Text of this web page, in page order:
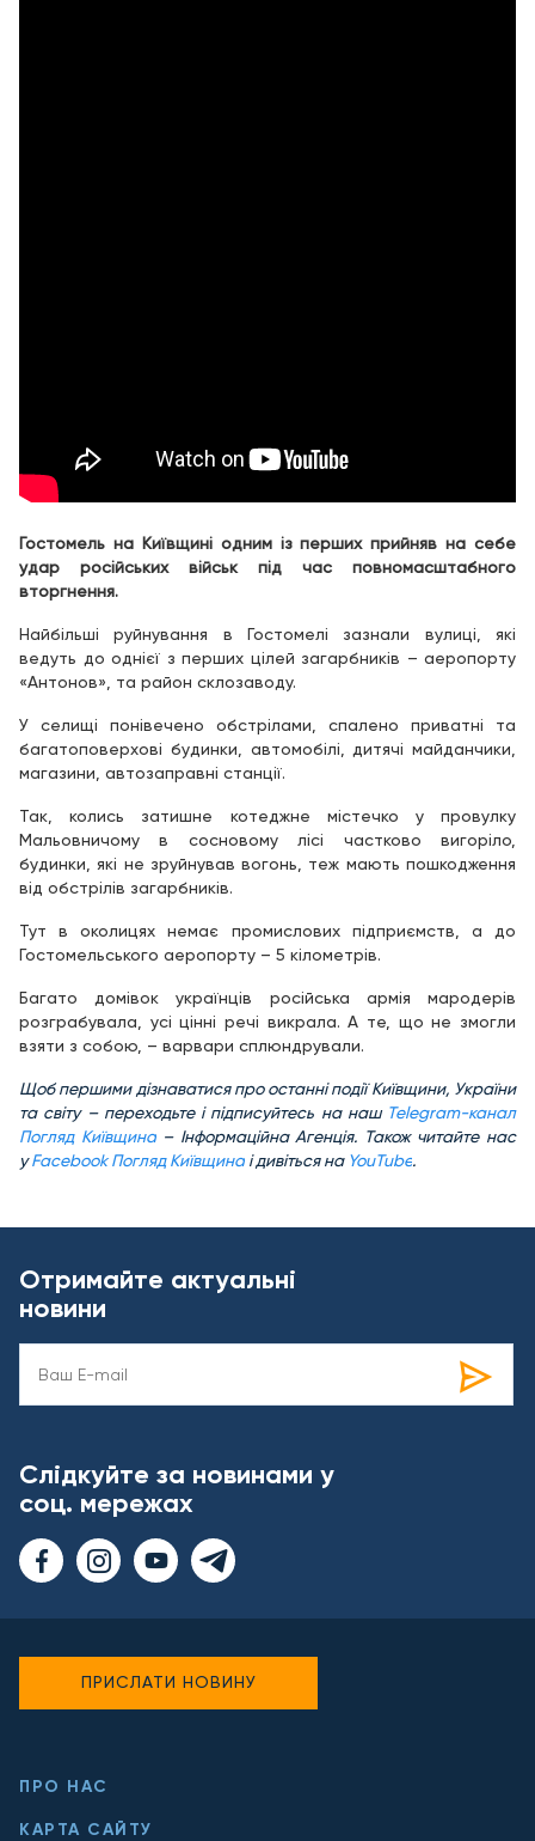
Гостомель на Київщині одним із перших прийняв на себе
удар російських військ під час повномасштабного
вторгнення.
Найбільші руйнування в Гостомелі зазнали вулиці, які
ведуть до однієї з перших цілей загарбників – аеропорту
«Антонов», та район склозаводу.
У селищі понівечено обстрілами, спалено приватні та
багатоповерхові будинки, автомобілі, дитячі майданчики,
магазини, автозаправні станції.
Так, колись затишне котеджне містечко у провулку
Мальовничому в сосновому лісі частково вигоріло,
будинки, які не зруйнував вогонь, теж мають пошкодження
від обстрілів загарбників.
Тут в околицях немає промислових підприємств, а до
Гостомельського аеропорту – 5 кілометрів.
Багато домівок українців російська армія мародерів
розграбувала, усі цінні речі викрала. А те, що не змогли
взяти з собою, – варвари сплюндрували.
Щоб першими дізнаватися про останні події Київщини, України
та світу – переходьте і підписуйтесь на наш Telegram-канал
Погляд Київщина– Інформаційна Агенція. Також читайте нас
уFacebook Погляд Київщина і дивіться на YouTube.
Отримайте актуальні
новини
Слідкуйте за новинами у
соц. мережах
ПРО НАС
КАРТА САЙТУ
ПРИСЛАТИ НОВИНУ